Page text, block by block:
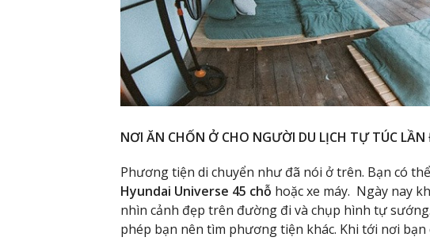
NƠI ĂN CHỐN Ở CHO NGƯỜI DU LỊCH TỰ TÚC LẦN
Phương tiện di chuyển như đã nói ở trên. Bạn có
Hyundai Universe 45 chỗ hoặc xe máy. Ngày nay
nhìn cảnh đẹp trên đường đi và chụp hình tự
phép bạn nên tìm phương tiện khác. Khi tới nơi